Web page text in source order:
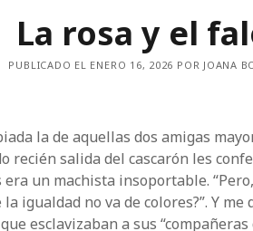
Buscar
La rosa y el
PUBLICADO EL ENERO 16, 2026 POR JOANA
la de aquellas dos amigas
recién salida del cascarón les
un machista insoportable.
igualdad no va de colores?”. Y
esclavizaban a sus